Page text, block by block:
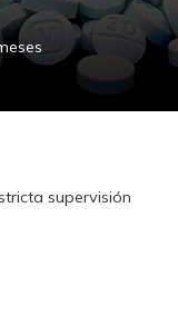
supervisión